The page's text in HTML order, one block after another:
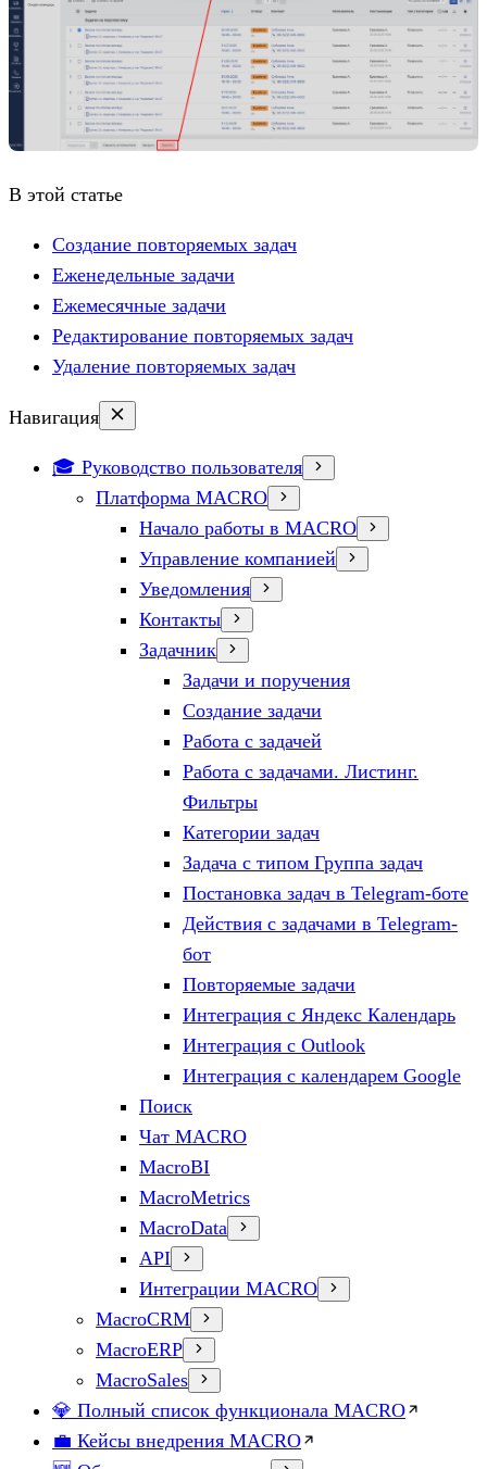
В этой статье
Создание повторяемых задач
Еженедельные задачи
Ежемесячные задачи
Редактирование повторяемых задач
Удаление повторяемых задач
Навигация
🎓 Руководство пользователя
Платформа MACRO
Начало работы в MACRO
Управление компанией
Уведомления
Контакты
Задачник
Задачи и поручения
Создание задачи
Работа с задачей
Работа с задачами. Листинг.
Фильтры
Категории задач
Задача с типом Группа задач
Постановка задач в Telegram-боте
Действия с задачами в Telegram-
бот
Повторяемые задачи
Интеграция с Яндекс Календарь
Интеграция с Outlook
Интеграция с календарем Google
Поиск
Чат MACRO
MacroBI
MacroMetrics
MacroData
API
Интеграции MACRO
MacroCRM
MacroERP
MacroSales
💎 Полный список функционала MACRO
💼 Кейсы внедрения MACRO